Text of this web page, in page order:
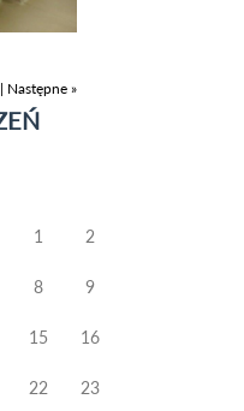
| Następne »
1 2
8 9
15 16
22 23